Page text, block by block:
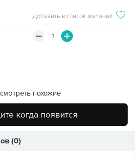
Добавить в список желаний
похожие
когда появится
(0)